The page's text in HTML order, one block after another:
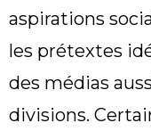
aspirations
les prétextes
des médias
divisions.